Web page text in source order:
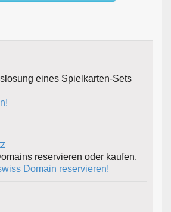
eines Spielkarten-Sets
reservieren oder kaufen.
Domain reservieren!